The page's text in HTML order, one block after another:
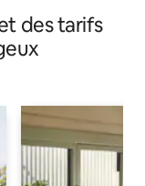
des tarifs